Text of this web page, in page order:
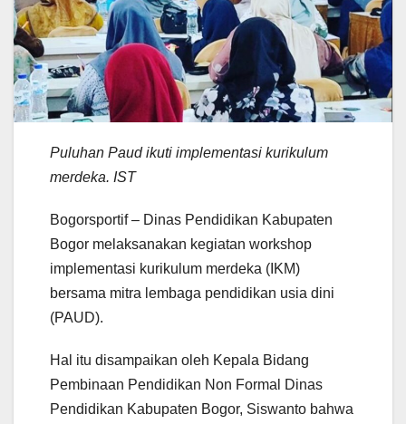
Puluhan Paud ikuti implementasi kurikulum
merdeka. IST
Bogorsportif – Dinas Pendidikan Kabupaten
Bogor melaksanakan kegiatan workshop
implementasi kurikulum merdeka (IKM)
bersama mitra lembaga pendidikan usia dini
(PAUD).
Hal itu disampaikan oleh Kepala Bidang
Pembinaan Pendidikan Non Formal Dinas
Pendidikan Kabupaten Bogor, Siswanto bahwa